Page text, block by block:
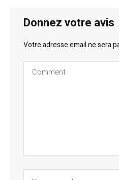
Donnez votre avis
Votre adresse email ne sera